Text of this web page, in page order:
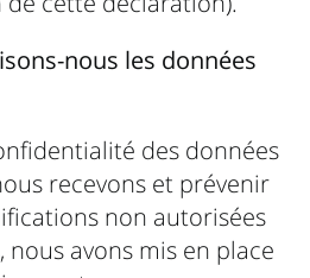
nous les données
des données
recevons et prévenir
non autorisées
nous avons mis en place